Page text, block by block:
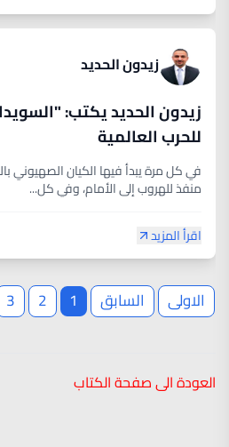
زيدون الحديد
للحرب العالمية
في كل مرة يبدأ فيها الكيان الصهيوني
منفذ للهروب إلى الأمام، وفي كل...
اقرأ المزيد
الاولى السابق 1
2
3
العودة الى صفحة الكتاب